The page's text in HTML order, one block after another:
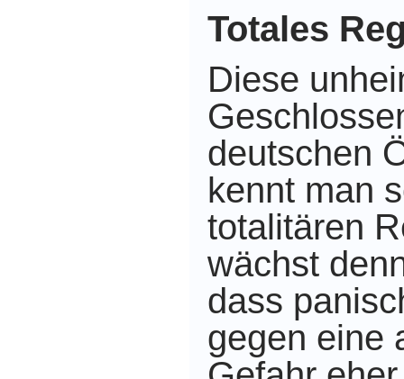
Totales
Diese
deutschen
kennt man
totalitären
wächst
dass
gegen eine